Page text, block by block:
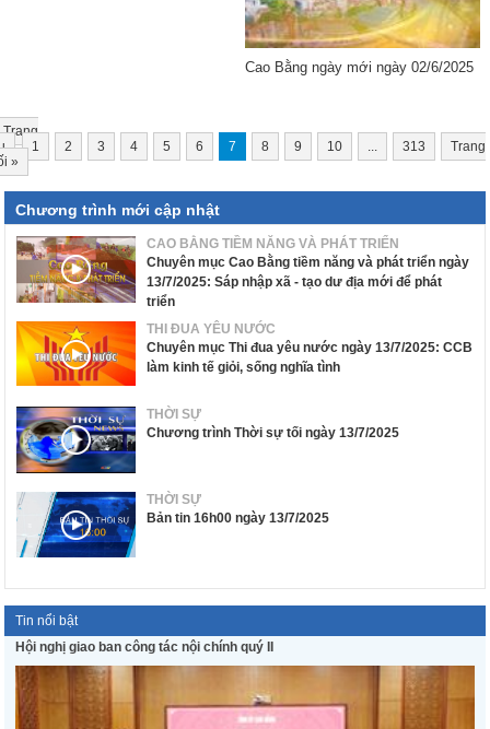
Cao Bằng ngày mới ngày 02/6/2025
Trang
1 2 3 4 5 6 7 8 9 10 313
Trang
»
Chương trình mới cập nhật
CAO BẰNG TIỀM NĂNG VÀ PHÁT TRIỂN
Chuyên mục Cao Bằng tiềm năng và phát triển ngày
13/7/2025: Sáp nhập xã - tạo dư địa mới để phát
triển
THI ĐUA YÊU NƯỚC
Chuyên mục Thi đua yêu nước ngày 13/7/2025: CCB
làm kinh tế giỏi, sống nghĩa tình
THỜI SỰ
Chương trình Thời sự tối ngày 13/7/2025
THỜI SỰ
Bản tin 16h00 ngày 13/7/2025
Tin nổi bật
Hội nghị giao ban công tác nội chính quý II